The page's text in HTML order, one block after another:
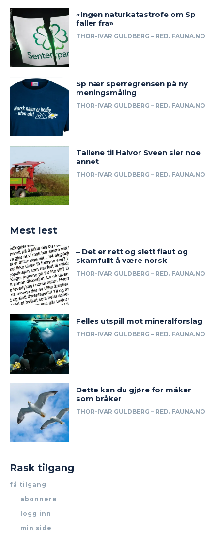
«Ingen naturkatastrofe om Sp
faller fra»
THOR-IVAR GULDBERG – RED. FAUNA.NO
Sp nær sperregrensen på ny
meningsmåling
THOR-IVAR GULDBERG – RED. FAUNA.NO
Tallene til Halvor Sveen sier noe
annet
THOR-IVAR GULDBERG – RED. FAUNA.NO
Mest lest
– Det er rett og slett flaut og
skamfullt å være norsk
THOR-IVAR GULDBERG – RED. FAUNA.NO
Felles utspill mot mineralforslag
THOR-IVAR GULDBERG – RED. FAUNA.NO
Dette kan du gjøre for måker
som bråker
THOR-IVAR GULDBERG – RED. FAUNA.NO
Rask tilgang
få tilgang
abonnere
logg inn
min side